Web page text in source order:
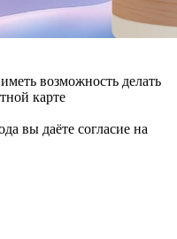
возможность делать
карте
вы даёте согласие на